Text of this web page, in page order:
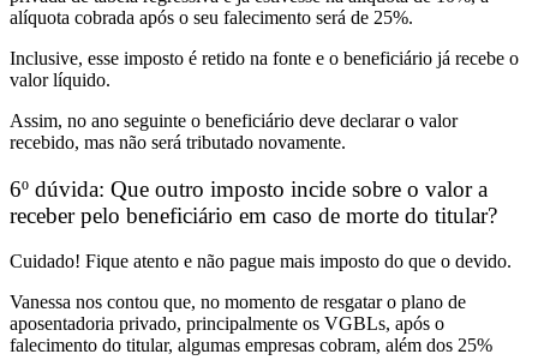
alíquota cobrada após o seu falecimento será de 25%.
Inclusive, esse imposto é retido na fonte e o beneficiário já recebe o
valor líquido.
Assim, no ano seguinte o beneficiário deve declarar o valor
recebido, mas não será tributado novamente.
6º dúvida: Que outro imposto incide sobre o valor a
receber pelo beneficiário em caso de morte do titular?
Cuidado! Fique atento e não pague mais imposto do que o devido.
Vanessa nos contou que, no momento de resgatar o plano de
aposentadoria privado, principalmente os VGBLs, após o
falecimento do titular, algumas empresas cobram, além dos 25%